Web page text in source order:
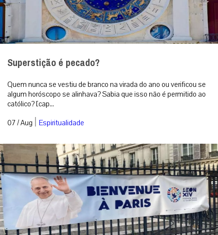
Superstição é pecado?
Quem nunca se vestiu de branco na virada do ano ou verificou se
algum horóscopo se alinhava? Sabia que isso não é permitido ao
católico? [cap...
07 / Aug | Espiritualidade